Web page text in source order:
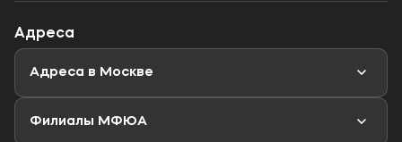
Мероприятия
Магистратура
Аспирантура
Новости
Адреса
Адреса в Москве
Филиалы МФЮА